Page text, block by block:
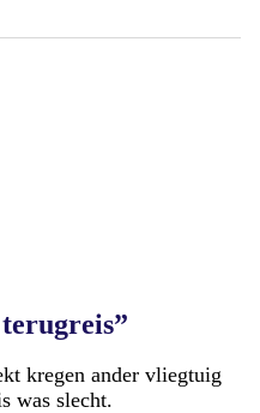
kregen ander vliegtuig
was slecht.